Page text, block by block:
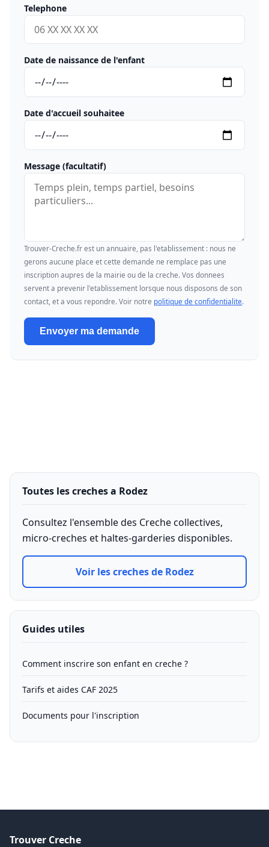
Telephone
Date de naissance de l'enfant
Date d'accueil souhaitee
Message (facultatif)
Trouver-Creche.fr est un annuaire, pas l'etablissement : nous ne
gerons aucune place et cette demande ne remplace pas une
inscription aupres de la mairie ou de la creche. Vos donnees
servent a prevenir l'etablissement lorsque nous disposons de son
contact, et a vous repondre. Voir notre politique de confidentialite.
Envoyer ma demande
Toutes les creches a Rodez
Consultez l'ensemble des Creche collectives,
micro-creches et haltes-garderies disponibles.
Voir les creches de Rodez
Guides utiles
Comment inscrire son enfant en creche ?
Tarifs et aides CAF 2025
Documents pour l'inscription
Trouver Creche